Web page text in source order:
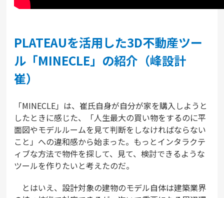
PLATEAUを活用した3D不動産ツー
ル「MINECLE」の紹介（峰設計
崔）
「MINECLE」は、崔氏自身が自分が家を購入しようと
したときに感じた、「人生最大の買い物をするのに平
面図やモデルルームを見て判断をしなければならない
こと」への違和感から始まった。もっとインタラクテ
ィブな方法で物件を探して、見て、検討できるような
ツールを作りたいと考えたのだ。
とはいえ、設計対象の建物のモデル自体は建築業界